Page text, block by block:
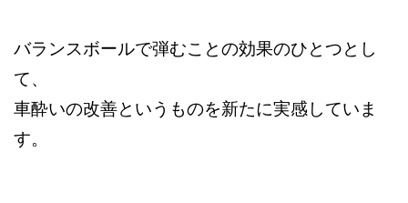
バランスボールで弾むことの効果のひとつとし
て、
車酔いの改善というものを新たに実感していま
す。